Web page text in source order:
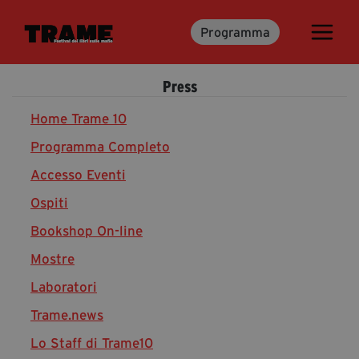
Programma
Trame.15
Libri | Trame.15
Media & Press
News & Kit
Accrediti Stampa | Trame.15
Cartella Stampa
Rassegna Stampa
Partecipa
Press
Home Trame 10
Programma Completo
Accesso Eventi
Ospiti
Bookshop On-line
Mostre
Laboratori
Trame.news
Lo Staff di Trame10